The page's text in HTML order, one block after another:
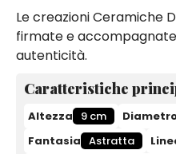
Le creazioni Ceramiche
firmate e
autenticità.
Caratteristiche
Altezza 9 cm
Fantasia Astratta